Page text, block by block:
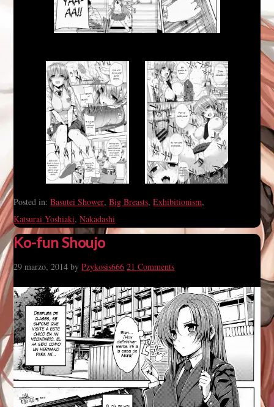
Posted in:Basutei Shower,Big Breasts,Exhibitionism,
Katsurai Yoshiaki,Nakadashi
Ko-fun Shoujo
29 marzo, 2014 byPzykosis666 21 Comments